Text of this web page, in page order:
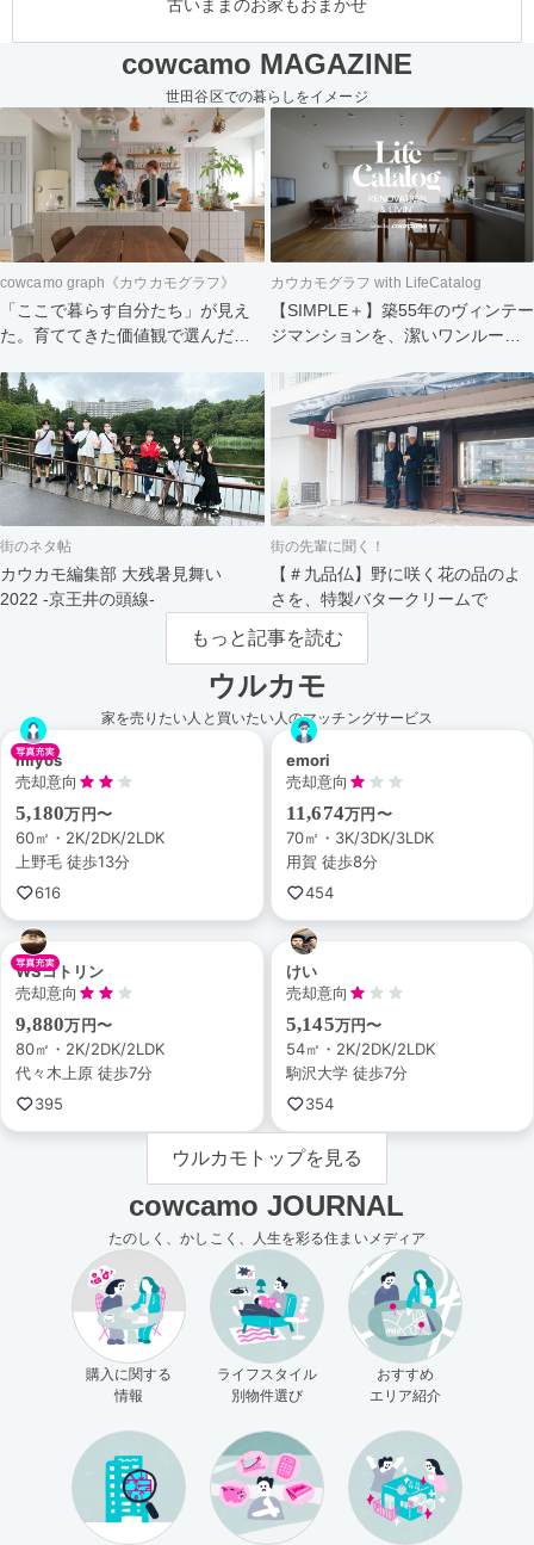
古いままのお家もおまかせ
cowcamo MAGAZINE
世田谷区での暮らしをイメージ
cowcamo graph《カウカモグラフ》
「ここで暮らす自分たち」が見え
た。育ててきた価値観で選んだ住
カウカモグラフ with LifeCatalog
【SIMPLE＋】築55年のヴィンテー
ジマンションを、潔いワンルーム
らし
街のネタ帖
カウカモ編集部 大残暑見舞い
2022 -京王井の頭線-
街の先輩に聞く！
【＃九品仏】野に咲く花の品のよ
さを、特製バタークリームで
もっと記事を読む
ウルカモ
家を売りたい人と買いたい人のマッチングサービス
miyos
売却意向
5,180万円〜
60㎡・2K/2DK/2LDK
上野毛 徒歩13分
616
emori
売却意向
11,674万円〜
70㎡・3K/3DK/3LDK
用賀 徒歩8分
454
WSコトリン
売却意向
9,880万円〜
80㎡・2K/2DK/2LDK
代々木上原 徒歩7分
395
けい
売却意向
5,145万円〜
54㎡・2K/2DK/2LDK
駒沢大学 徒歩7分
354
ウルカモトップを見る
cowcamo JOURNAL
たのしく、かしこく、人生を彩る住まいメディア
購入に関する
情報
ライフスタイル
別物件選び
おすすめ
エリア紹介